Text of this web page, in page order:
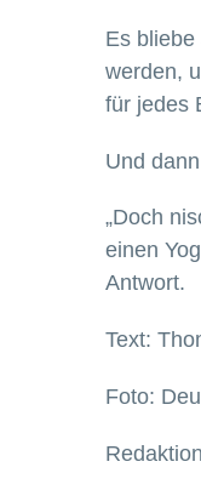
Es
werden,
für jedes
Und
„Doch
einen
Antwort.
Text:
Foto: